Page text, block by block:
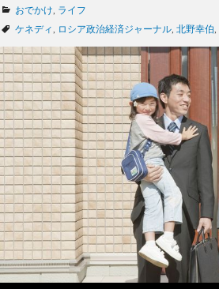
カ
テ
リ
ー
おでかけ
ライフ
タ
ケネディ ロシア政治経済ジャーナル 北野幸伯